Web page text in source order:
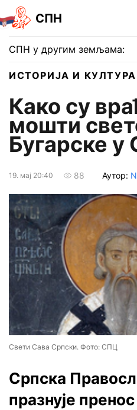
СПН
СПН у другим земљама:
ИСТОРИЈА И КУЛТУРА
Како су
мошти
Бугарске у
19. мај 20:40 88 Аутор:
Свети Сава Српски. Фото: СПЦ
Српска
празнује